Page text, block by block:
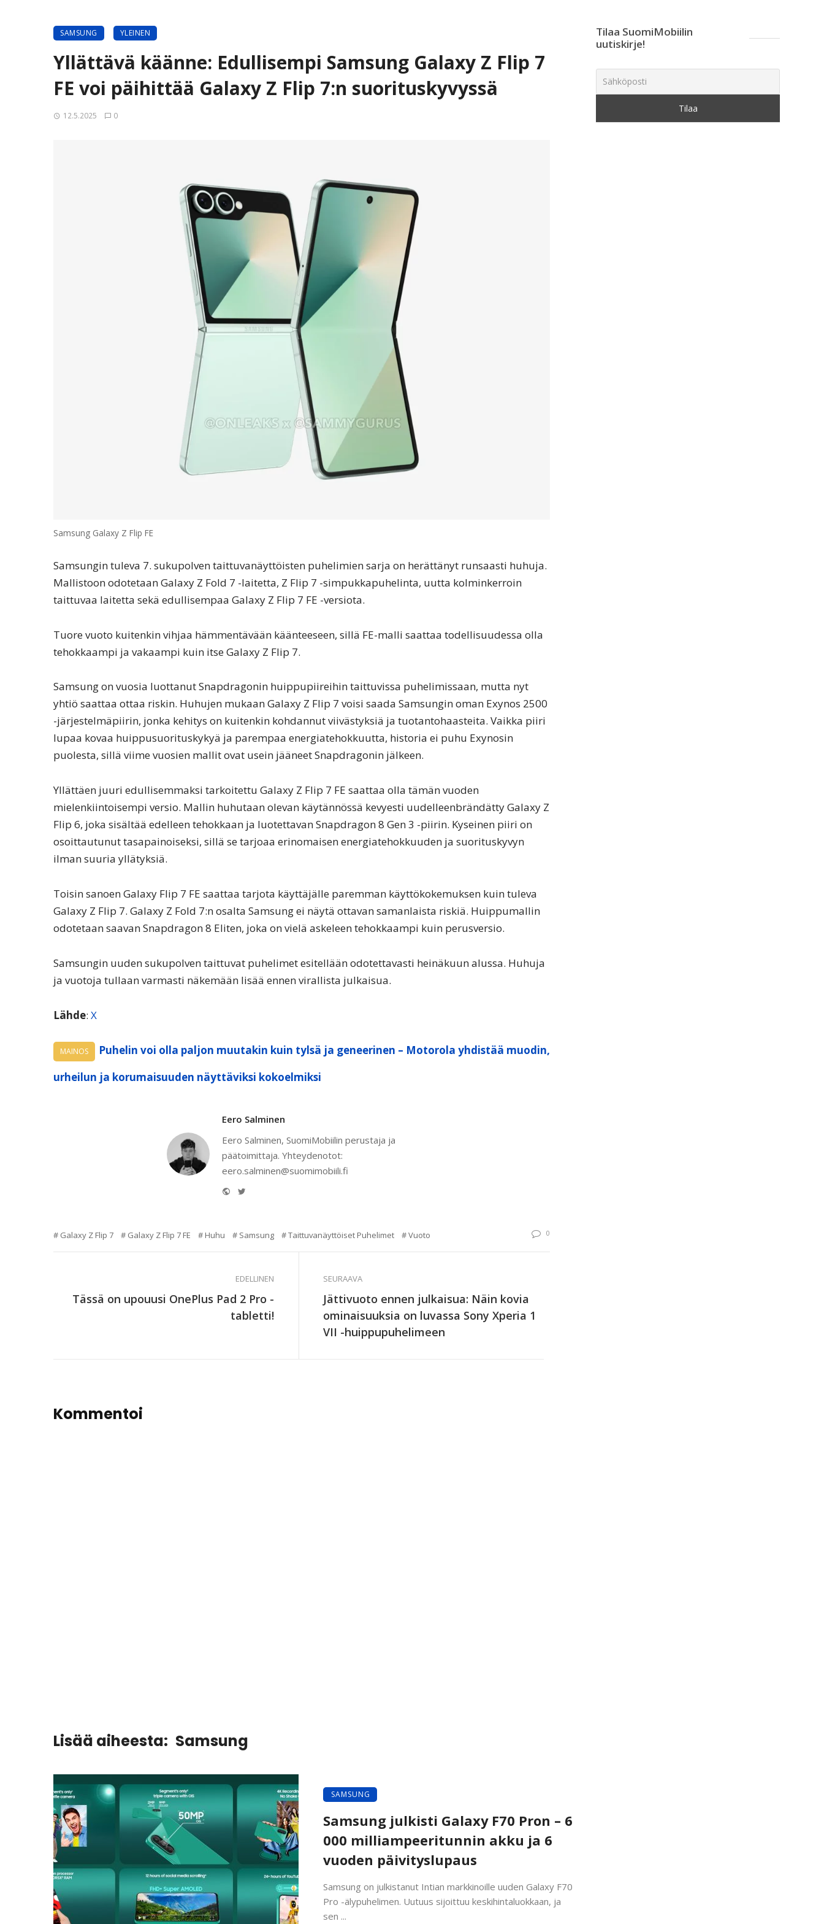
SAMSUNG YLEINEN
Yllättävä käänne: Edullisempi Samsung Galaxy Z Flip 7
FE voi päihittää Galaxy Z Flip 7:n suorituskyvyssä
12.5.2025 0
Samsung Galaxy Z Flip FE
Samsungin tuleva 7. sukupolven taittuvanäyttöisten puhelimien sarja on herättänyt runsaasti huhuja.
Mallistoon odotetaan Galaxy Z Fold 7 -laitetta, Z Flip 7 -simpukkapuhelinta, uutta kolminkerroin
taittuvaa laitetta sekä edullisempaa Galaxy Z Flip 7 FE -versiota.
Tuore vuoto kuitenkin vihjaa hämmentävään käänteeseen, sillä FE-malli saattaa todellisuudessa olla
tehokkaampi ja vakaampi kuin itse Galaxy Z Flip 7.
Samsung on vuosia luottanut Snapdragonin huippupiireihin taittuvissa puhelimissaan, mutta nyt
yhtiö saattaa ottaa riskin. Huhujen mukaan Galaxy Z Flip 7 voisi saada Samsungin oman Exynos 2500
-järjestelmäpiirin, jonka kehitys on kuitenkin kohdannut viivästyksiä ja tuotantohaasteita. Vaikka piiri
lupaa kovaa huippusuorituskykyä ja parempaa energiatehokkuutta, historia ei puhu Exynosin
puolesta, sillä viime vuosien mallit ovat usein jääneet Snapdragonin jälkeen.
Yllättäen juuri edullisemmaksi tarkoitettu Galaxy Z Flip 7 FE saattaa olla tämän vuoden
mielenkiintoisempi versio. Mallin huhutaan olevan käytännössä kevyesti uudelleenbrändätty Galaxy Z
Flip 6, joka sisältää edelleen tehokkaan ja luotettavan Snapdragon 8 Gen 3 -piirin. Kyseinen piiri on
osoittautunut tasapainoiseksi, sillä se tarjoaa erinomaisen energiatehokkuuden ja suorituskyvyn
ilman suuria yllätyksiä.
Toisin sanoen Galaxy Flip 7 FE saattaa tarjota käyttäjälle paremman käyttökokemuksen kuin tuleva
Galaxy Z Flip 7. Galaxy Z Fold 7:n osalta Samsung ei näytä ottavan samanlaista riskiä. Huippumallin
odotetaan saavan Snapdragon 8 Eliten, joka on vielä askeleen tehokkaampi kuin perusversio.
Samsungin uuden sukupolven taittuvat puhelimet esitellään odotettavasti heinäkuun alussa. Huhuja
ja vuotoja tullaan varmasti näkemään lisää ennen virallista julkaisua.
Lähde: X
MAINOS
Puhelin voi olla paljon muutakin kuin tylsä ja geneerinen – Motorola yhdistää muodin,
urheilun ja korumaisuuden näyttäviksi kokoelmiksi
Eero Salminen
Eero Salminen, SuomiMobiilin perustaja ja
päätoimittaja. Yhteydenotot:
eero.salminen@suomimobiili.fi
Website
Galaxy Z Flip 7 Galaxy Z Flip 7 FE Huhu Samsung Taittuvanäyttöiset Puhelimet Vuoto 0
EDELLINEN
Tässä on upouusi OnePlus Pad 2 Pro -
tabletti!
SEURAAVA
Jättivuoto ennen julkaisua: Näin kovia
ominaisuuksia on luvassa Sony Xperia 1
VII -huippupuhelimeen
Kommentoi
Lisää aiheesta: Samsung
SAMSUNG
Samsung julkisti Galaxy F70 Pron – 6
000 milliampeeritunnin akku ja 6
vuoden päivityslupaus
Samsung on julkistanut Intian markkinoille uuden Galaxy F70
Pro -älypuhelimen. Uutuus sijoittuu keskihintaluokkaan, ja
sen ...
Tilaa SuomiMobiilin
uutiskirje!